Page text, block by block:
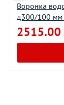
Воронка
д300/100 мм
2515.00